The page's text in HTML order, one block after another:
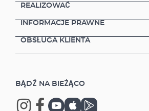
REALIZOWAĆ
INFORMACJE PRAWNE
OBSŁUGA KLIENTA
BĄDŹ NA BIEŻĄCO